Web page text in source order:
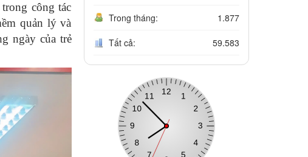
công tác
quản lý và
ngày của trẻ
Trong tháng: 1.877
Tất cả: 59.583